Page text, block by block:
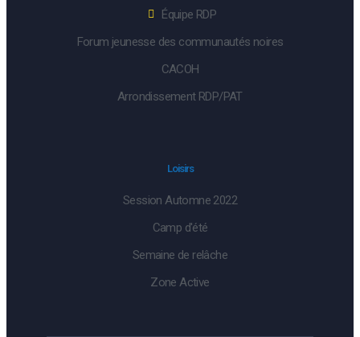
Équipe RDP
Forum jeunesse des communautés noires
CACOH
Arrondissement RDP/PAT
Loisirs
Session Automne 2022
Camp d'été
Semaine de relâche
Zone Active